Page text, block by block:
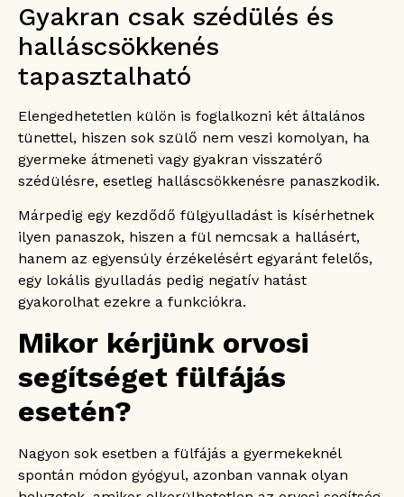
Gyakran csak szédülés és
halláscsökkenés
tapasztalható
Elengedhetetlen külön is foglalkozni két általános
tünettel, hiszen sok szülő nem veszi komolyan, ha
gyermeke átmeneti vagy gyakran visszatérő
szédülésre, esetleg halláscsökkenésre panaszkodik.
Márpedig egy kezdődő fülgyulladást is kísérhetnek
ilyen panaszok, hiszen a fül nemcsak a hallásért,
hanem az egyensúly érzékelésért egyaránt felelős,
egy lokális gyulladás pedig negatív hatást
gyakorolhat ezekre a funkciókra.
Mikor kérjünk orvosi
segítséget fülfájás
esetén?
Nagyon sok esetben a fülfájás a gyermekeknél
spontán módon gyógyul, azonban vannak olyan